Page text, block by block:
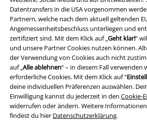
Datentransfers in die USA vorgenommen
Partnern, welche nach dem aktuell geltenden
Angemessenheitsbeschluss unterliegen und
zertifiziert sind. Mit dem Klick auf „Geht klar!“
und unsere Partner Cookies nutzen können.
der Verwendung von Cookies auch nicht
auf „Alle ablehnen“ – in diesem Fall verwenden
erforderliche Cookies. Mit dem Klick auf "
deine individuellen Präferenzen auswählen.
Einwilligung kannst du jederzeit in den Cookie-
widerrufen oder ändern. Weitere
findest du hier Datenschutzerklärung.
© 1986-2026 E.M.P. Merchandising HGmbH
EMP Online Shops
EMP International
EMP France
EMP Deutschland